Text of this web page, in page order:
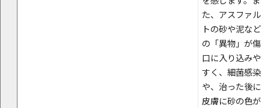
た、アスファル
トの砂や泥など
の「異物」が傷
口に入り込みや
すく、細菌感染
や、治った後に
皮膚に砂の色が